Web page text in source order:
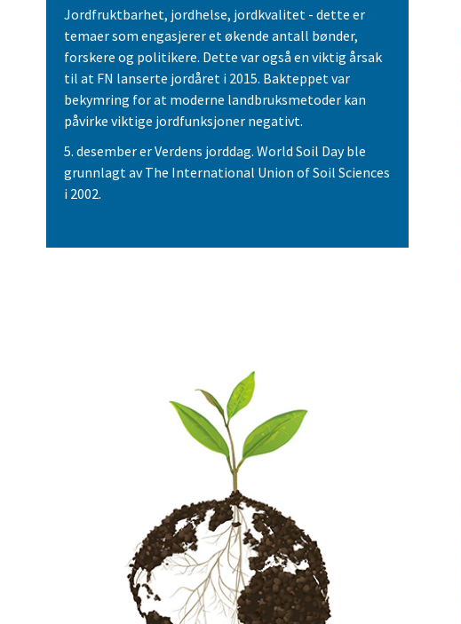
Jordfruktbarhet, jordhelse, jordkvalitet - dette er
temaer som engasjerer et økende antall bønder,
forskere og politikere. Dette var også en viktig årsak
til at FN lanserte jordåret i 2015. Bakteppet var
bekymring for at moderne landbruksmetoder kan
påvirke viktige jordfunksjoner negativt.
5. desember er Verdens jorddag. World Soil Day ble
grunnlagt av The International Union of Soil Sciences
i 2002.